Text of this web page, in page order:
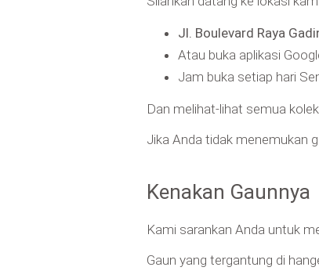
Jl. Boulevard Raya
Atau buka aplikasi
Jam buka setiap hari
Dan melihat-lihat semua
Jika Anda tidak menemukan
Kenakan Gaunnya
Kami sarankan Anda untuk
Gaun yang tergantung di